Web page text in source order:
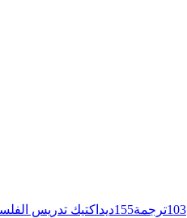
103ترجمة155ديداكتيك تدريس